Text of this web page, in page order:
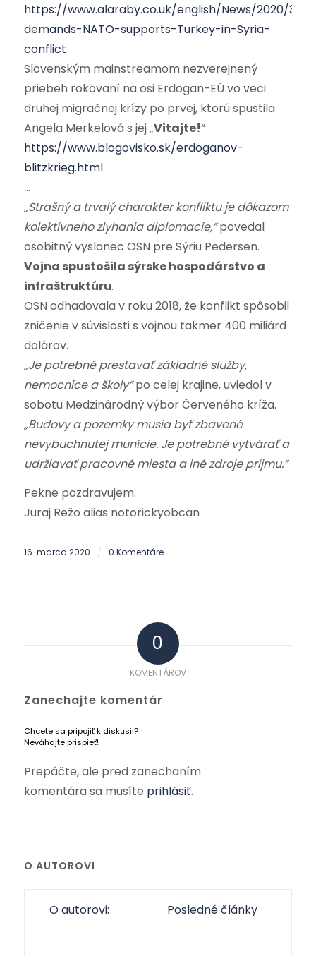
https://www.alaraby.co.uk/english/News/2020/3/
demands-NATO-supports-Turkey-in-Syria-
conflict
Slovenským mainstreamom nezverejnený
priebeh rokovaní na osi Erdogan-EÚ vo veci
druhej migračnej krízy po prvej, ktorú spustila
Angela Merkelová s jej „Vitajte!“
https://www.blogovisko.sk/erdoganov-
blitzkrieg.html
…
„Strašný a trvalý charakter konfliktu je dôkazom
kolektívneho zlyhania diplomacie,“povedal
osobitný vyslanec OSN pre Sýriu Pedersen.
Vojna spustošila sýrske hospodárstvo a
infraštruktúru.
OSN odhadovala v roku 2018, že konflikt spôsobil
zničenie v súvislosti s vojnou takmer 400 miliárd
dolárov.
„Je potrebné prestavať základné služby,
nemocnice a školy“po celej krajine, uviedol v
sobotu Medzinárodný výbor Červeného kríža.
„Budovy a pozemky musia byť zbavené
nevybuchnutej munície. Je potrebné vytvárať a
udržiavať pracovné miesta a iné zdroje príjmu.“
Pekne pozdravujem.
Juraj Režo alias notorickyobcan
16. marca 2020 / 0 Komentáre
0
KOMENTÁROV
Zanechajte komentár
Chcete sa pripojiť k diskusii?
Neváhajte prispieť!
Prepáčte, ale pred zanechaním
komentára sa musíte prihlásiť.
O AUTOROVI
O autorovi: Posledné články